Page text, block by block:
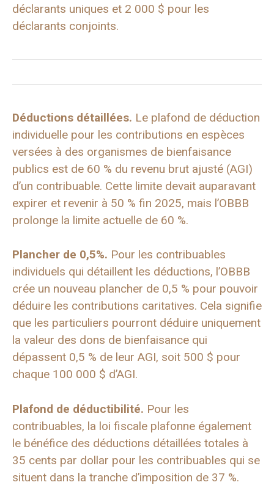
déclarants uniques et 2 000 $ pour les
déclarants conjoints.
Déductions détaillées. Le plafond de déduction
individuelle pour les contributions en espèces
versées à des organismes de bienfaisance
publics est de 60 % du revenu brut ajusté (AGI)
d’un contribuable. Cette limite devait auparavant
expirer et revenir à 50 % fin 2025, mais l’OBBB
prolonge la limite actuelle de 60 %.
Plancher de 0,5%. Pour les contribuables
individuels qui détaillent les déductions, l’OBBB
crée un nouveau plancher de 0,5 % pour pouvoir
déduire les contributions caritatives. Cela signifie
que les particuliers pourront déduire uniquement
la valeur des dons de bienfaisance qui
dépassent 0,5 % de leur AGI, soit 500 $ pour
chaque 100 000 $ d’AGI.
Plafond de déductibilité. Pour les
contribuables, la loi fiscale plafonne également
le bénéfice des déductions détaillées totales à
35 cents par dollar pour les contribuables qui se
situent dans la tranche d’imposition de 37 %.